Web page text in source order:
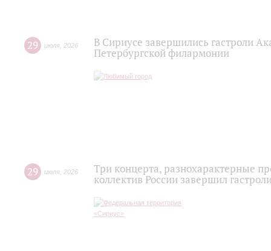
29 июля 2026
В Сириусе завершились гастроли
Петербургской филармонии
29 июля 2026
Три концерта, разнохарактерные
коллектив России завершил